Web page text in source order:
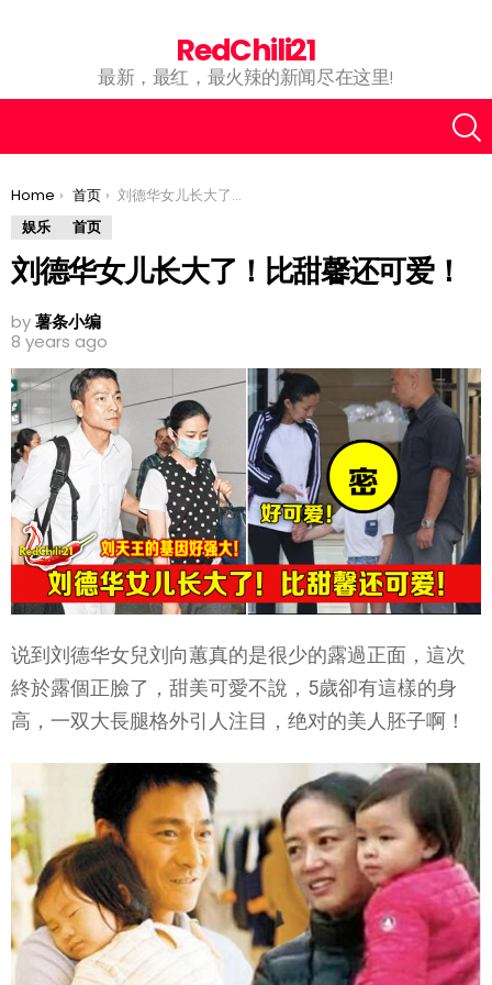
RedChili21
最新，最红，最火辣的新闻尽在这里!
You are here:
Home 首页
刘德华女儿长大了！比甜馨还可爱！
娱乐
首页
刘德华女儿长大了！比甜馨还可爱！
by薯条小编
8 years ago
说到刘德华女兒刘向蕙真的是很少的露過正面，這次
終於露個正臉了，甜美可愛不說，5歲卻有這樣的身
高，一双大長腿格外引人注目，绝对的美人胚子啊！